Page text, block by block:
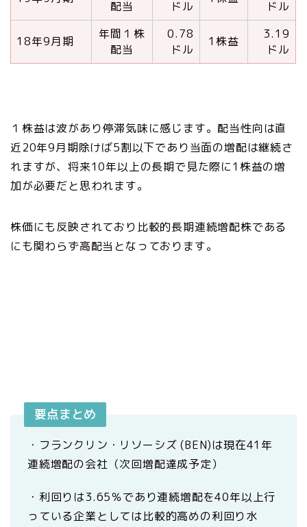
配当
ドル
ドル
18年9月期
年間１株
配当
0.78
ドル
1株益
3.19
ドル
１株益は波があり停滞気味に感じます。配当性向は直
近20年9月期除けば5割以下であり当面の増配は継続さ
れますが、将来10年以上の長期で見た際に1株益の増
加が必要だと思われます。
株価にも反映されており比較的長期連続増配株である
にも関わらず高配当となっております。
要点まとめ
・フランクリン・リソーシズ (BEN)は現在41年
連続増配の会社（次回増配達成予定）
・利回りは3.65％であり連続増配を40年以上行
っている企業としては比較的高めの利回り水